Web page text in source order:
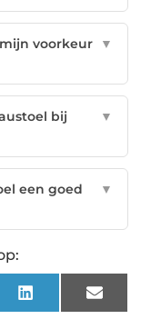
voorkeur
▼
bij
▼
een goed
▼
LinkedIn Email